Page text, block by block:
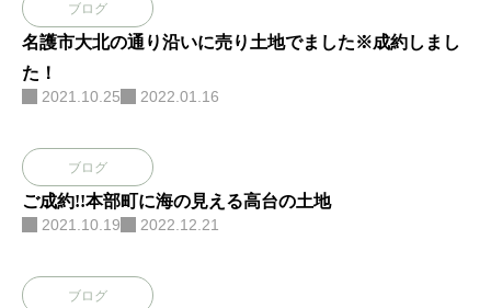
ブログ
名護市大北の通り沿いに売り土地でました※成約しまし
た！
2021.10.25 2022.01.16
ブログ
ご成約!!本部町に海の見える高台の土地
2021.10.19 2022.12.21
ブログ